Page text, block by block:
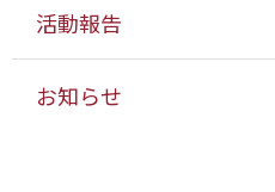
活動報告
お知らせ